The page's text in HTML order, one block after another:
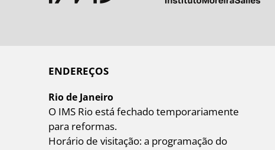
ENDEREÇOS
Rio de Janeiro
O IMS Rio está fechado temporariamente
para reformas.
Horário de visitação: a programação do